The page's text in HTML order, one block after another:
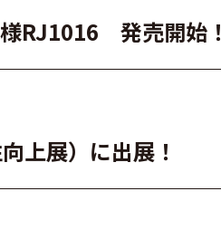
RJ1016 発売開始！
上展）に出展！